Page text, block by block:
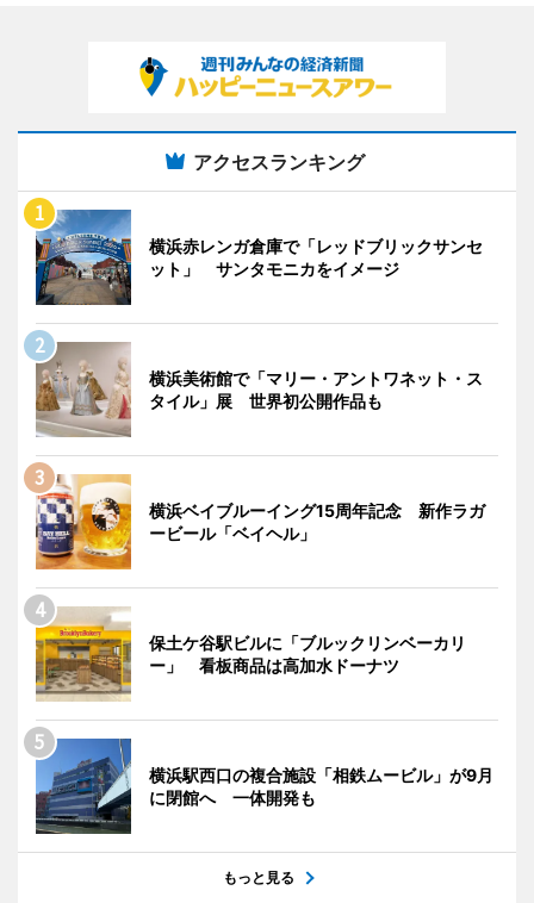
アクセスランキング
横浜赤レンガ倉庫で「レッドブリックサンセ
ット」 サンタモニカをイメージ
横浜美術館で「マリー・アントワネット・ス
タイル」展 世界初公開作品も
横浜ベイブルーイング15周年記念 新作ラガ
ービール「ベイヘル」
保土ケ谷駅ビルに「ブルックリンベーカリ
ー」 看板商品は高加水ドーナツ
横浜駅西口の複合施設「相鉄ムービル」が9月
に閉館へ 一体開発も
もっと見る